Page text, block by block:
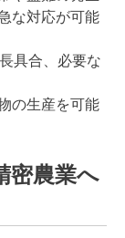
な対応が可能
具合、必要な
の生産を可能
密農業へ